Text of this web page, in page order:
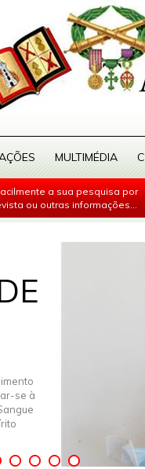
MULTIMÉDIA
a sua pesquisa por
ou outras informações...
se à